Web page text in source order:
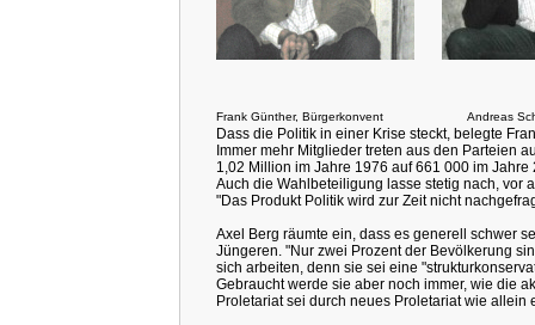
Frank Günther, Bürgerkonvent Andreas
Dass die Politik in einer Krise steckt, belegte
Immer mehr Mitglieder treten aus den Parteien
1,02 Million im Jahre 1976 auf 661 000 im Jahre
Auch die Wahlbeteiligung lasse stetig nach, vor
"Das Produkt Politik wird zur Zeit nicht
Axel Berg räumte ein, dass es generell schwer
Jüngeren. "Nur zwei Prozent der Bevölkerung
sich arbeiten, denn sie sei eine
Gebraucht werde sie aber noch immer, wie die
Proletariat sei durch neues Proletariat wie allein